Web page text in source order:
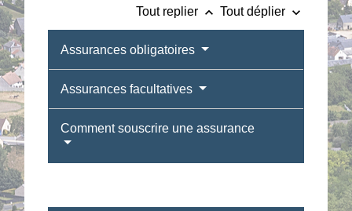
Tout replier keyboard_arrow_up Tout déplier keyboard_arrow_down
Assurances obligatoires
Assurances facultatives
Comment souscrire une assurance